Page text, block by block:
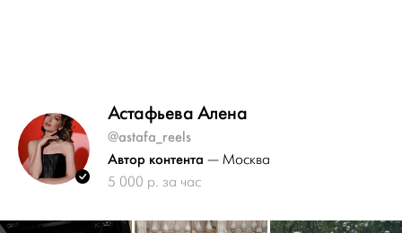
Астафьева Алена
@astafa_reels
Автор контента — Москва
5 000 р. за час